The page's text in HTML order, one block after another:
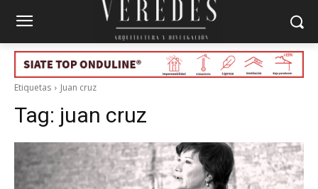
Etiquetas Juan cruz
Tag: juan cruz